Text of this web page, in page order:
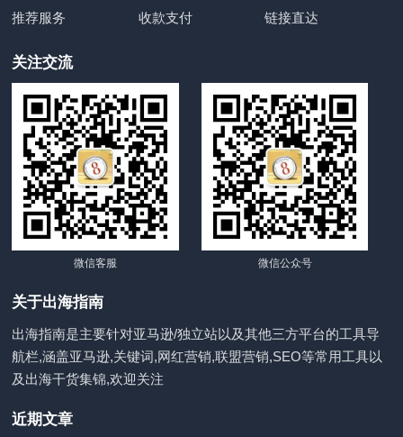
推荐服务
收款支付 链接直达
关注交流
微信客服 微信公众号
关于出海指南
出海指南是主要针对亚马逊/独立站以及其他三方平台的工具导
航栏,涵盖亚马逊,关键词,网红营销,联盟营销,SEO等常用工具以
及出海干货集锦,欢迎关注
近期文章